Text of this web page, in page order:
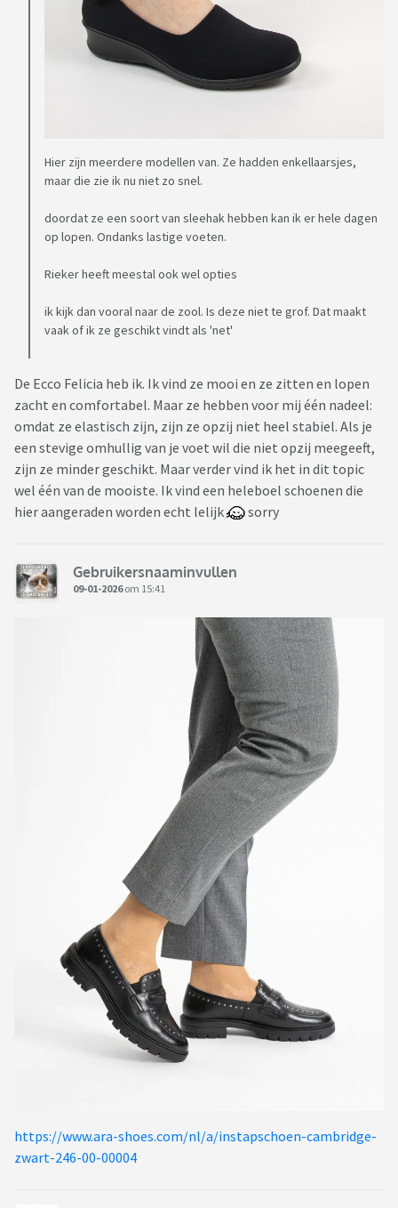
Hier zijn meerdere modellen van. Ze hadden enkellaarsjes,
maar die zie ik nu niet zo snel.
doordat ze een soort van sleehak hebben kan ik er hele dagen
op lopen. Ondanks lastige voeten.
Rieker heeft meestal ook wel opties
ik kijk dan vooral naar de zool. Is deze niet te grof. Dat maakt
vaak of ik ze geschikt vindt als 'net'
De Ecco Felicia heb ik. Ik vind ze mooi en ze zitten en lopen
zacht en comfortabel. Maar ze hebben voor mij één nadeel:
omdat ze elastisch zijn, zijn ze opzij niet heel stabiel. Als je
een stevige omhullig van je voet wil die niet opzij meegeeft,
zijn ze minder geschikt. Maar verder vind ik het in dit topic
wel één van de mooiste. Ik vind een heleboel schoenen die
hier aangeraden worden echt lelijk
sorry
Gebruikersnaaminvullen
09-01-2026om 15:41
https://www.ara-shoes.com/nl/a/instapschoen-cambridge-
zwart-246-00-00004